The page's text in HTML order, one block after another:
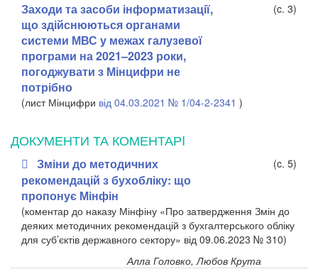
Заходи та засоби інформатизації,
що здійснюються органами
системи МВС у межах галузевої
програми на 2021–2023 роки,
погоджувати з Мінцифри не
потрібно
(c. 3)
(лист Мінцифри від 04.03.2021 № 1/04-2-2341 )
ДОКУМЕНТИ ТА КОМЕНТАРI
Зміни до методичних
рекомендацій з бухобліку: що
пропонує Мінфін
(c. 5)
(коментар до наказу Мінфіну «Про затвердження Змін до
деяких методичних рекомендацій з бухгалтерського обліку
для суб’єктів державного сектору» від 09.06.2023 № 310)
Алла Головко, Любов Крута